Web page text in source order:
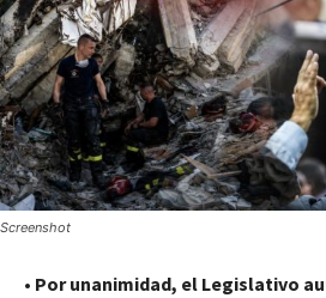
Screenshot
• Por unanimidad, el Legislativo